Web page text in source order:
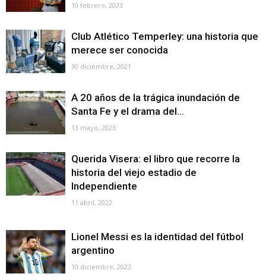
10 febrero, 2023
Club Atlético Temperley: una historia que
merece ser conocida
30 diciembre, 2021
A 20 años de la trágica inundación de
Santa Fe y el drama del...
13 mayo, 2023
Querida Visera: el libro que recorre la
historia del viejo estadio de
Independiente
11 abril, 2022
Lionel Messi es la identidad del fútbol
argentino
10 diciembre, 2022